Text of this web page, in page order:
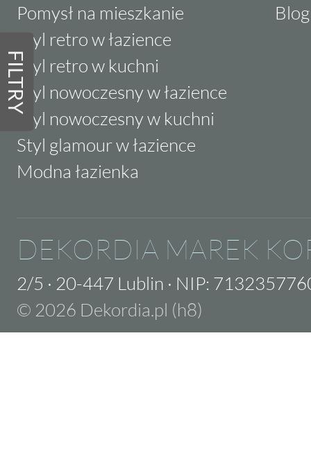
FILTRY
Pomysł na mieszkanie
Styl retro w łazience
Styl retro w kuchni
Styl nowoczesny w łazience
Styl nowoczesny w kuchni
Styl glamour w łazience
Modna łazienka
Blog
DEKORDIA MAREK
2/5 · 20-447 Lublin · NIP:
© 2026 Dekordia.pl (h8)